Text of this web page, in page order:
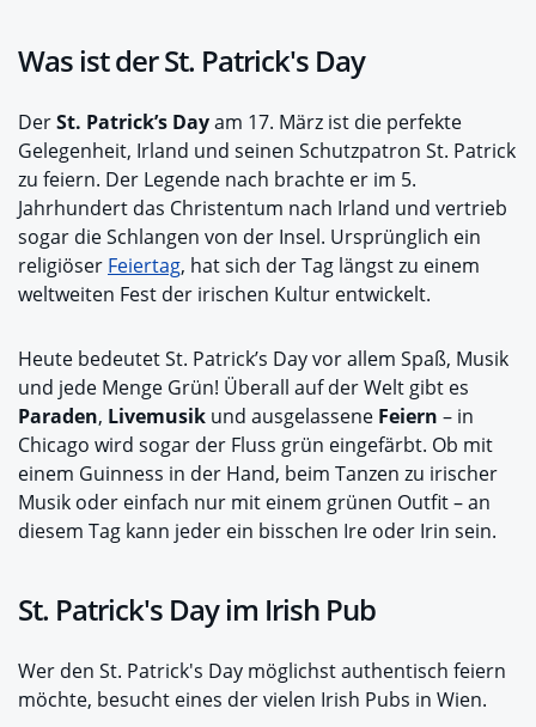
Was ist der St. Patrick's Day
DerSt. Patrick’s Dayam 17. März ist die perfekte
Gelegenheit, Irland und seinen Schutzpatron St. Patrick
zu feiern. Der Legende nach brachte er im 5.
Jahrhundert das Christentum nach Irland und vertrieb
sogar die Schlangen von der Insel. Ursprünglich ein
religiöser Feiertag, hat sich der Tag längst zu einem
weltweiten Fest der irischen Kultur entwickelt.
Heute bedeutet St. Patrick’s Day vor allem Spaß, Musik
und jede Menge Grün! Überall auf der Welt gibt es
Paraden, Livemusik und ausgelassene Feiern – in
Chicago wird sogar der Fluss grün eingefärbt. Ob mit
einem Guinness in der Hand, beim Tanzen zu irischer
Musik oder einfach nur mit einem grünen Outfit – an
diesem Tag kann jeder ein bisschen Ire oder Irin sein.
St. Patrick's Day im Irish Pub
Wer den St. Patrick's Day möglichst authentisch feiern
möchte, besucht eines der vielen Irish Pubs in Wien.